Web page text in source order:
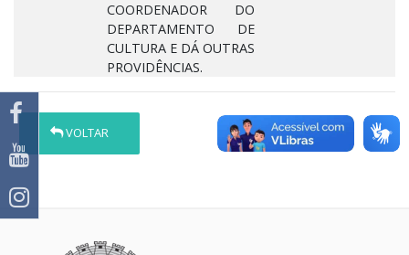
COORDENADOR DO
DEPARTAMENTO DE
CULTURA E DÁ OUTRAS
PROVIDÊNCIAS.
VOLTAR